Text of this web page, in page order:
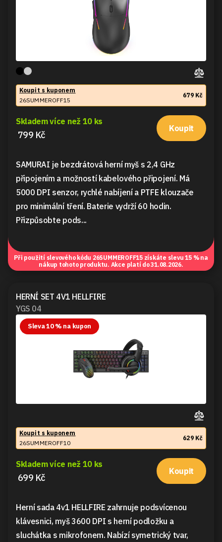
Koupit s kuponem
26SUMMEROFF15
679 Kč
Skladem více než 10 ks
799 Kč
Koupit
SAMURAI je bezdrátová herní myš s 2,4 GHz
připojením a možností kabelového připojení. Má
5000 DPI senzor, rychlé nabíjení a PTFE klouzače
pro minimální tření. Baterie vydrží 60 hodin.
Přizpůsobte pods...
Při použití slevového kódu 26SUMMEROFF15 získáte slevu 15 % na
nákup tohoto produktu. Akce platí do 31.08.2026.
HERNÍ SET 4V1 HELLFIRE
YGS 04
Sleva 10 % na kupon
Koupit s kuponem
26SUMMEROFF10
629 Kč
Skladem více než 10 ks
699 Kč
Koupit
Herní sada 4v1 HELLFIRE zahrnuje podsvícenou
klávesnici, myš 3600 DPI s herní podložku a
sluchátka s mikrofonem. Nabízí symetrický tvar,